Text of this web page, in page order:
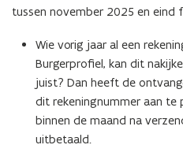
tussen november 2025 en eind
Wie vorig jaar al een
Burgerprofiel, kan dit
juist? Dan heeft de
dit rekeningnummer aan te
binnen de maand na
uitbetaald.